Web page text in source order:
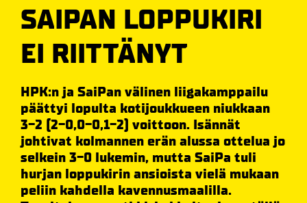
SAIPAN LOPPUKIRI
EI RIITTÄNYT
HPK:n ja SaiPan välinen liigakamppailu
päättyi lopulta kotijoukkueen niukkaan
3-2 (2-0,0-0,1-2) voittoon. Isännät
johtivat kolmannen erän alussa ottelua jo
selkein 3-0 lukemin, mutta SaiPa tuli
hurjan loppukirin ansioista vielä mukaan
peliin kahdella kavennusmaalilla.